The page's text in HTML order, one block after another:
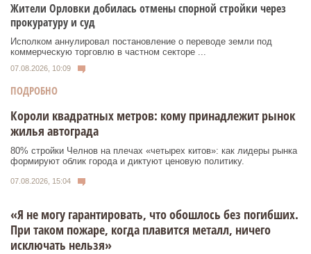
Жители Орловки добилась отмены спорной стройки через
прокуратуру и суд
Исполком аннулировал постановление о переводе земли под
коммерческую торговлю в частном секторе ...
07.08.2026, 10:09
ПОДРОБНО
Короли квадратных метров: кому принадлежит рынок
жилья автограда
80% стройки Челнов на плечах «четырех китов»: как лидеры рынка
формируют облик города и диктуют ценовую политику.
07.08.2026, 15:04
«Я не могу гарантировать, что обошлось без погибших.
При таком пожаре, когда плавится металл, ничего
исключать нельзя»